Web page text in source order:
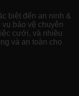
biệt đến an ninh &
vụ bảo vệ chuyên
cưới, và nhiều
và an toàn cho